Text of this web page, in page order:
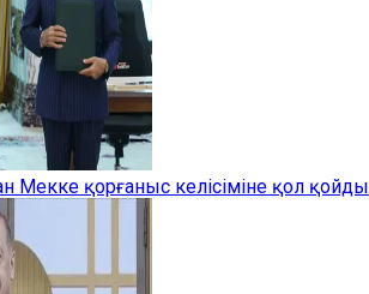
Мекке қорғаныс келісіміне қол қойды